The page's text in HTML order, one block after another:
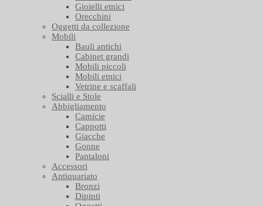
Gioielli etnici
Orecchini
Oggetti da collezione
Mobili
Bauli antichi
Cabinet grandi
Mobili piccoli
Mobili etnici
Vetrine e scaffali
Scialli e Stole
Abbigliamento
Camicie
Cappotti
Giacche
Gonne
Pantaloni
Accessori
Antiquariato
Bronzi
Dipinti